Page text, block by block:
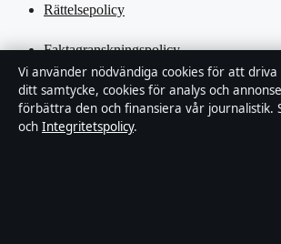
Rättelsepolicy
Faktagranskningspolicy
Ägande & finansiering
Integritetspolicy
Vi använder nödvändiga cookies för att
ditt samtycke, cookies för analys och
förbättra den och finansiera vår journalistik.
och Integritetspolicy.